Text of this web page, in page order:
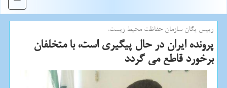
رییس یگان سازمان حفاظت محیط زیست:
پرونده ایران در حال پیگیری است، با متخلفان
برخورد قاطع می گردد